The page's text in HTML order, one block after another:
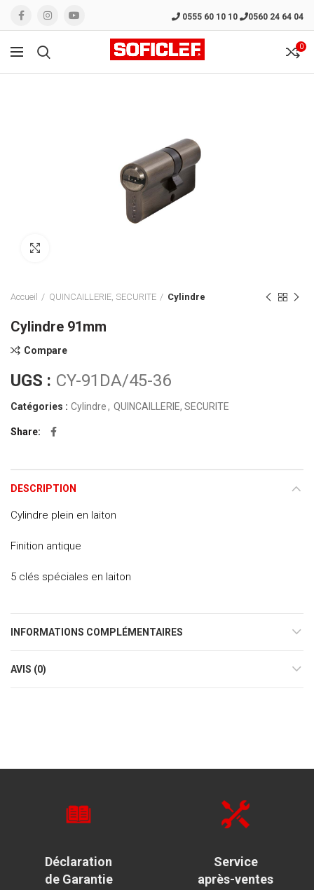
0555 60 10 10 0560 24 64 04
0
Accueil QUINCAILLERIE, SECURITE Cylindre
Cylindre 91mm
Compare
UGS : CY-91DA/45-36
Catégories : Cylindre, QUINCAILLERIE, SECURITE
Share
DESCRIPTION
Cylindre plein en laiton
Finition antique
5 clés spéciales en laiton
INFORMATIONS COMPLÉMENTAIRES
AVIS (0)
Déclaration
de Garantie
Service
après-ventes